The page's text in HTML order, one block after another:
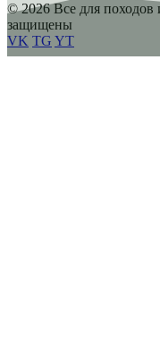
© 2026 Все для
защищены
VK TG YT